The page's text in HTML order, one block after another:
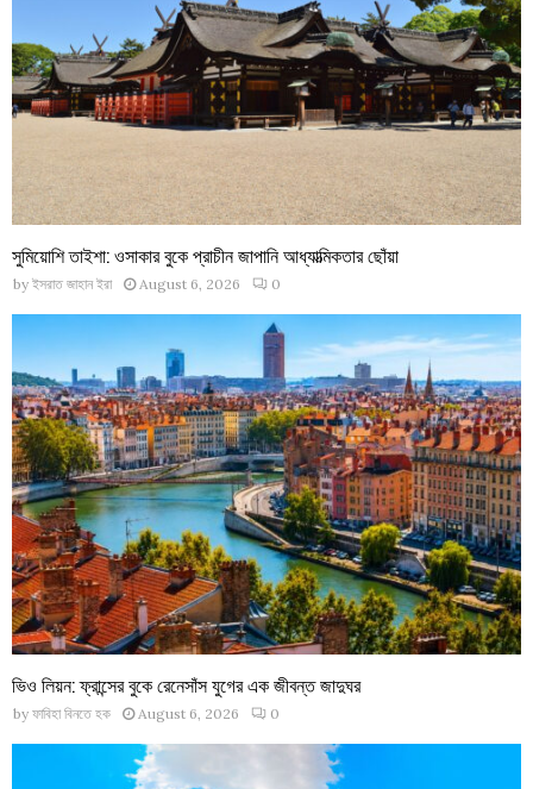
সুমিয়োশি তাইশা: ওসাকার বুকে প্রাচীন জাপানি আধ্যাত্মিকতার ছোঁয়া
by ইসরাত জাহান ইরা August 6, 2026 0
ভিও লিয়ন: ফ্রান্সের বুকে রেনেসাঁস যুগের এক জীবন্ত জাদুঘর
by ফাবিহা বিনতে হক August 6, 2026 0